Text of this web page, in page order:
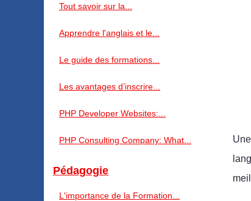
Tout savoir sur la...
Apprendre l'anglais et le...
Le guide des formations...
Les avantages d’inscrire...
PHP Developer Websites:...
PHP Consulting Company: What...
Pédagogie
L'importance de la Formation...